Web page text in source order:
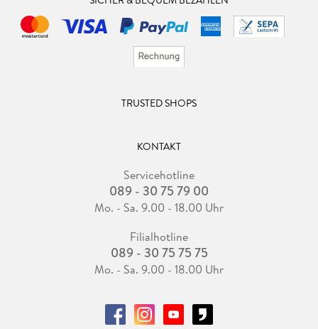
TRUSTED SHOPS
KONTAKT
Servicehotline
089 - 30 75 79 00
Mo. - Sa. 9.00 - 18.00 Uhr
Filialhotline
089 - 30 75 75 75
Mo. - Sa. 9.00 - 18.00 Uhr